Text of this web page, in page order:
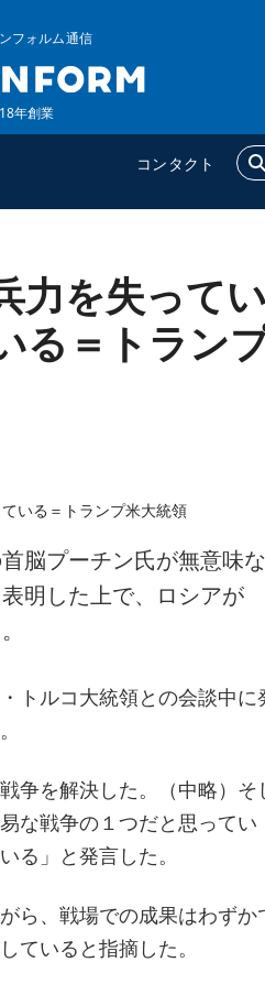
フォルム通信
年創業
コンタクト
追加
特集
インタビュー
力を失ってい
る＝トラン
脳プーチン氏が無意味な
明した上で、ロシアが
トルコ大統領との会談中に
争を解決した。（中略）そ
な戦争の１つだと思ってい
る」と発言した。
ら、戦場での成果はわずか
ていると指摘した。